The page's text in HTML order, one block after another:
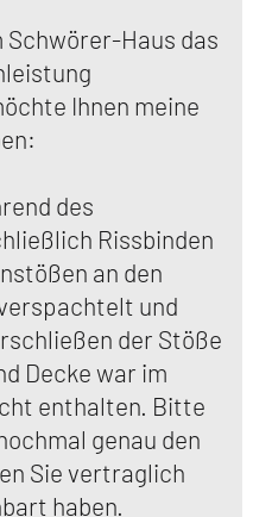
Schwörer-Haus das
Ihnen meine
des
Rissbinden
an den
und
der Stöße
Decke war im
enthalten. Bitte
genau den
Sie vertraglich
haben.